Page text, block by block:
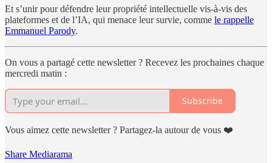
Et s’unir pour défendre leur propriété intellectuelle vis-à-vis des
plateformes et de l’IA, qui menace leur survie, comme le rappelle
Emmanuel Parody.
On vous a partagé cette newsletter ? Recevez les prochaines chaque
mercredi matin :
Subscribe
Vous aimez cette newsletter ? Partagez-la autour de vous ❤️
Share Mediarama